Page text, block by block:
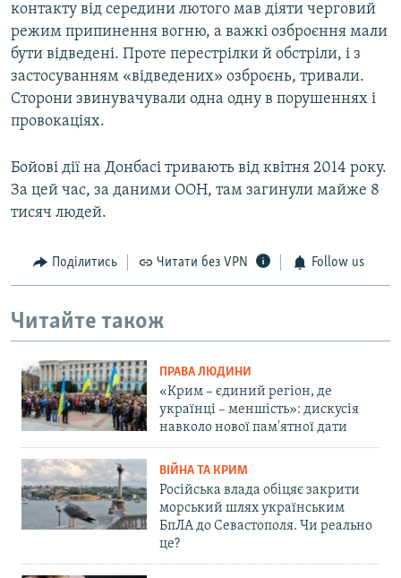
контакту від середини лютого мав діяти черговий
режим припинення вогню, а важкі озброєння мали
бути відведені. Проте перестрілки й обстріли, і з
застосуванням «відведених» озброєнь, тривали.
Сторони звинувачували одна одну в порушеннях і
провокаціях.
Бойові дії на Донбасі тривають від квітня 2014 року.
За цей час, за даними ООН, там загинули майже 8
тисяч людей.
Поділитись Читати без VPN Follow us
Читайте також
ПРАВА ЛЮДИНИ
«Крим – єдиний регіон, де
українці – меншість»: дискусія
навколо нової пам'ятної дати
ВІЙНА ТА КРИМ
Російська влада обіцяє закрити
морський шлях українським
БпЛА до Севастополя. Чи реально
це?